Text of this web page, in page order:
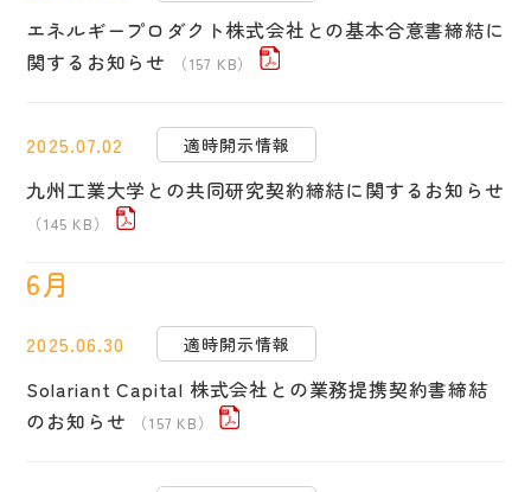
エネルギープロダクト株式会社との基本合意書締結に
関するお知らせ
（157 KB）
2025.07.02 適時開示情報
九州工業大学との共同研究契約締結に関するお知らせ
（145 KB）
6月
2025.06.30 適時開示情報
Solariant Capital 株式会社との業務提携契約書締結
のお知らせ
（157 KB）